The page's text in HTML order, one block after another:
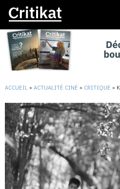
ACCUEIL » ACTUALITÉ CINÉ » CRITIQUE »